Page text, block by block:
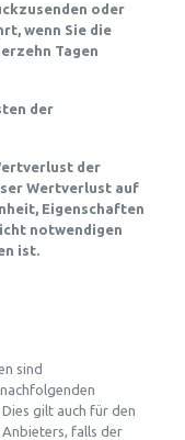
oder
wenn Sie die
Tagen
der
der
Wertverlust auf
Eigenschaften
notwendigen
ist.
sind
gilt auch für den
falls der